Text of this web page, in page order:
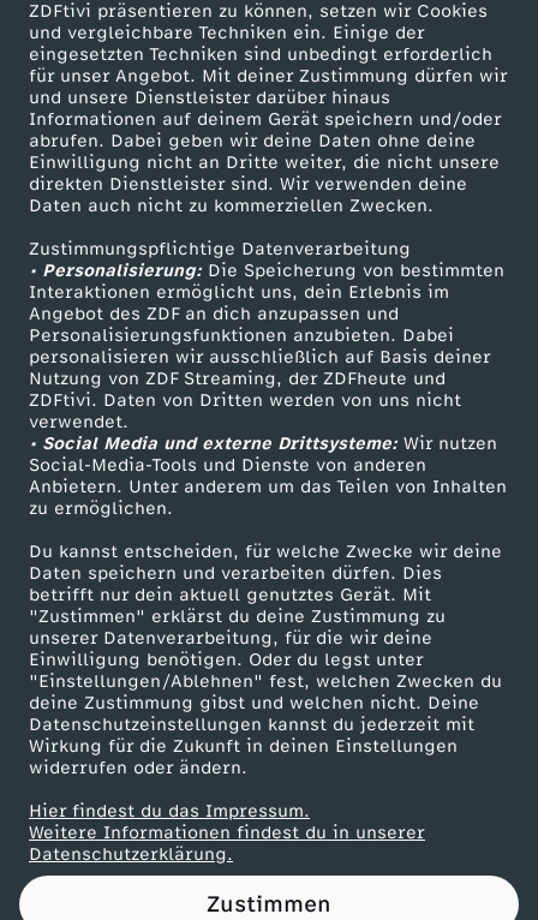
ZDFtivi präsentieren zu können, setzen wir Cookies
und vergleichbare Techniken ein. Einige der
eingesetzten Techniken sind unbedingt erforderlich
für unser Angebot. Mit deiner Zustimmung dürfen wir
und unsere Dienstleister darüber hinaus
Informationen auf deinem Gerät speichern und/oder
abrufen. Dabei geben wir deine Daten ohne deine
Einwilligung nicht an Dritte weiter, die nicht unsere
direkten Dienstleister sind. Wir verwenden deine
Daten auch nicht zu kommerziellen Zwecken.
Zustimmungspflichtige Datenverarbeitung
• Personalisierung:Die Speicherung von bestimmten
Interaktionen ermöglicht uns, dein Erlebnis im
Angebot des ZDF an dich anzupassen und
Personalisierungsfunktionen anzubieten. Dabei
personalisieren wir ausschließlich auf Basis deiner
Nutzung von ZDF Streaming, der ZDFheute und
ZDFtivi. Daten von Dritten werden von uns nicht
verwendet.
• Social Media und externe Drittsysteme:Wir nutzen
Social-Media-Tools und Dienste von anderen
Anbietern. Unter anderem um das Teilen von Inhalten
zu ermöglichen.
Du kannst entscheiden, für welche Zwecke wir deine
Daten speichern und verarbeiten dürfen. Dies
betrifft nur dein aktuell genutztes Gerät. Mit
"Zustimmen" erklärst du deine Zustimmung zu
unserer Datenverarbeitung, für die wir deine
Einwilligung benötigen. Oder du legst unter
"Einstellungen/Ablehnen" fest, welchen Zwecken du
deine Zustimmung gibst und welchen nicht. Deine
Datenschutzeinstellungen kannst du jederzeit mit
Wirkung für die Zukunft in deinen Einstellungen
widerrufen oder ändern.
Hier findest du das Impressum.
Weitere Informationen findest du in unserer
Datenschutzerklärung.
Zustimmen
-
S
t
o
r
m
t
r
o
o
p
e
r
s
:
D
Mehr ZDF
ZDF-Apps
Smart TV
ZDFtext
Livestreams
Sendungen A-Z
TV-Programm
Service
ZDFmitreden
Kontakt zum ZDF
Tickets
Zuschauerservice
Hilfe
ZDF Unternehmen
Karriere
ZDF goes Schule
Werbefernsehen
Mainzelmännchen
Partner